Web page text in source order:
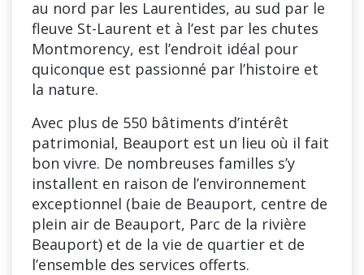
au nord par les Laurentides, au sud par le
fleuve St-Laurent et à l’est par les chutes
Montmorency, est l’endroit idéal pour
quiconque est passionné par l’histoire et
la nature.
Avec plus de 550 bâtiments d’intérêt
patrimonial, Beauport est un lieu où il fait
bon vivre. De nombreuses familles s’y
installent en raison de l’environnement
exceptionnel (baie de Beauport, centre de
plein air de Beauport, Parc de la rivière
Beauport) et de la vie de quartier et de
l’ensemble des services offerts.